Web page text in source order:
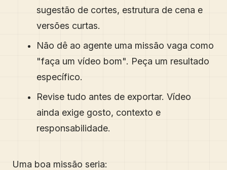
sugestão de cortes, estrutura de cena e
versões curtas.
Não dê ao agente uma missão vaga como
"faça um vídeo bom". Peça um resultado
específico.
Revise tudo antes de exportar. Vídeo
ainda exige gosto, contexto e
responsabilidade.
Uma boa missão seria: